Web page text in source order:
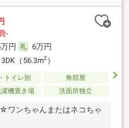
-
円
6万円
（56.3m2）
トイレ別
角部屋
機置き場 洗面所独立
ワンちゃんまたはネコちゃ